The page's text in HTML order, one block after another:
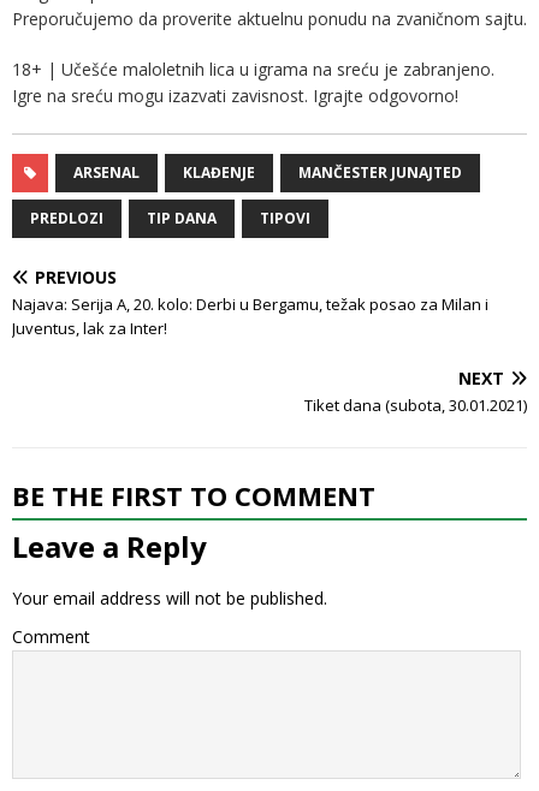
Preporučujemo da proverite aktuelnu ponudu na zvaničnom sajtu.
18+ | Učešće maloletnih lica u igrama na sreću je zabranjeno.
Igre na sreću mogu izazvati zavisnost. Igrajte odgovorno!
ARSENAL KLAĐENJE MANČESTER JUNAJTED
PREDLOZI TIP DANA TIPOVI
PREVIOUS
Najava: Serija A, 20. kolo: Derbi u Bergamu, težak posao za Milan i
Juventus, lak za Inter!
NEXT
Tiket dana (subota, 30.01.2021)
BE THE FIRST TO COMMENT
Leave a Reply
Your email address will not be published.
Comment